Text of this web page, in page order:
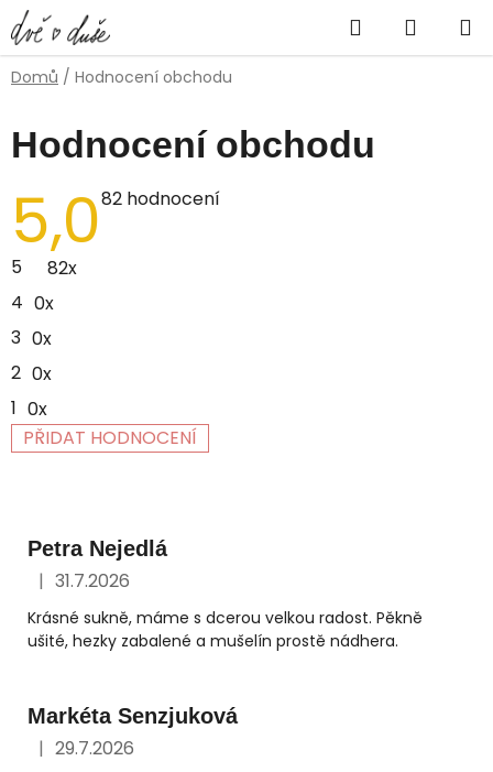
Přejít
na
obsah
Hledat
KOŠÍK
Domů / Hodnocení obchodu
Hodnocení obchodu
5,0Průměrné
82 hodnocení
5
82x
4 0x
3 0x
2 0x
1 0x
PŘIDAT HODNOCENÍ
Petra Nejedlá
Hodnocení obchodu je 5 z 5 hvězdiček.
| 31.7.2026
Krásné sukně, máme s dcerou velkou radost. Pěkně
ušité, hezky zabalené a mušelín prostě nádhera.
Markéta Senzjuková
Hodnocení obchodu je 5 z 5 hvězdiček.
| 29.7.2026